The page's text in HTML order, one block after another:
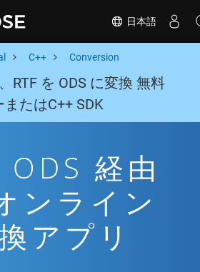
日本語
C++ Conversion
RTF を ODS に変換 無料
たはC++ SDK
ODS 経由
ンライン
アプリ